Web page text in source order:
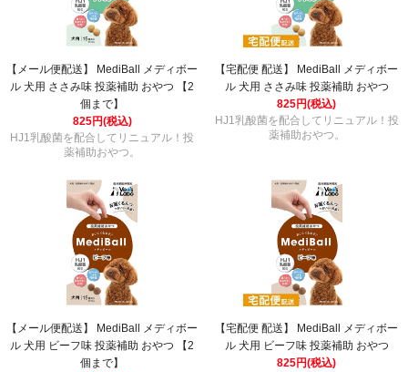
【メール便配送】 MediBall メディボー
ル 犬用 ささみ味 投薬補助 おやつ 【2
個まで】
825円(税込)
HJ1乳酸菌を配合してリニュアル！投
薬補助おやつ。
【宅配便 配送】 MediBall メディボー
ル 犬用 ささみ味 投薬補助 おやつ
825円(税込)
HJ1乳酸菌を配合してリニュアル！投
薬補助おやつ。
【メール便配送】 MediBall メディボー
ル 犬用 ビーフ味 投薬補助 おやつ 【2
個まで】
【宅配便 配送】 MediBall メディボー
ル 犬用 ビーフ味 投薬補助 おやつ
825円(税込)